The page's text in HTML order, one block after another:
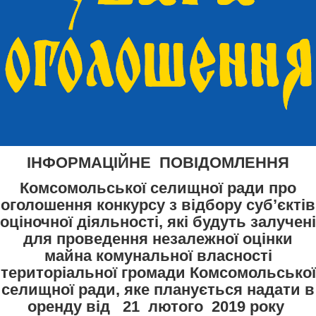
ІНФОРМАЦІЙНЕ ПОВІДОМЛЕННЯ
Комсомольської селищної ради про
оголошення конкурсу з відбору суб’єктів
оціночної діяльності, які будуть залучені
для проведення незалежної оцінки
майна комунальної власності
територіальної громади Комсомольської
селищної ради, яке планується надати в
оренду від 21 лютого 2019 року